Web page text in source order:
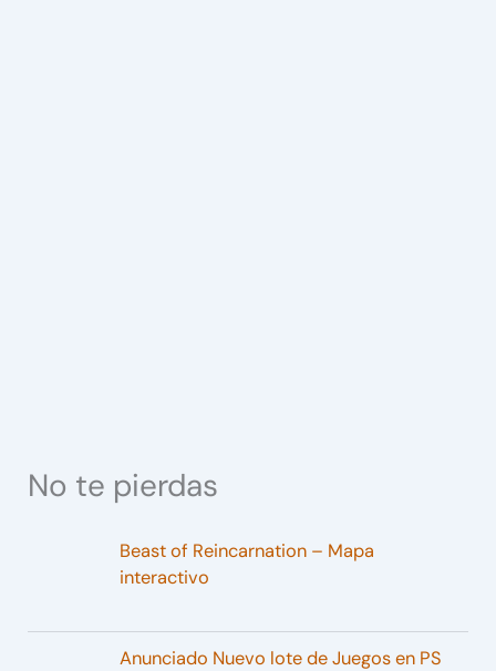
No te pierdas
Beast of Reincarnation – Mapa
interactivo
Anunciado Nuevo lote de Juegos en PS